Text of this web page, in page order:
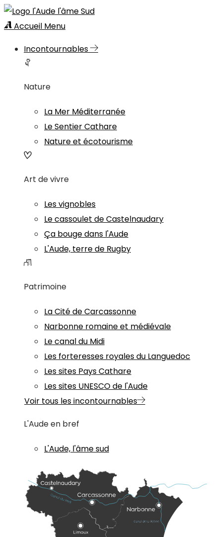
Accueil Menu
Incontournables
Nature
La Mer Méditerranée
Le Sentier Cathare
Nature et écotourisme
Art de vivre
Les vignobles
Le cassoulet de Castelnaudary
Ça bouge dans l'Aude
L'Aude, terre de Rugby
Patrimoine
La Cité de Carcassonne
Narbonne romaine et médiévale
Le canal du Midi
Les forteresses royales du Languedoc
Les sites Pays Cathare
Les sites UNESCO de l'Aude
Voir tous les incontournables
L'Aude en bref
L'Aude, l'âme sud